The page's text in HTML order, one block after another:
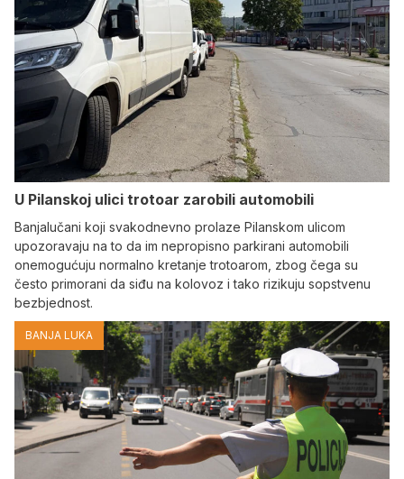
U Pilanskoj ulici trotoar zarobili automobili
Banjalučani koji svakodnevno prolaze Pilanskom ulicom
upozoravaju na to da im nepropisno parkirani automobili
onemogućuju normalno kretanje trotoarom, zbog čega su
često primorani da siđu na kolovoz i tako rizikuju sopstvenu
bezbjednost.
BANJA LUKA